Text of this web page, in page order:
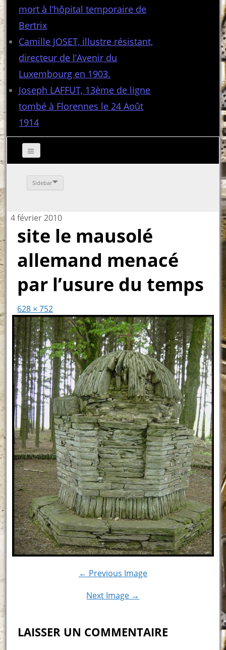
mort à l’hôpital temporaire de
Bertrix
Camille JOSET, illustre résistant,
directeur de l’Avenir du
Luxembourg en 1903.
Joseph LAFFUT, 13ème de ligne
tombé à Florennes le 24 Août
1914
Sidebar
4 février 2010
site le mausolé
allemand menacé
par l’usure du temps
628 × 752
← Previous Image
Next Image →
LAISSER UN COMMENTAIRE